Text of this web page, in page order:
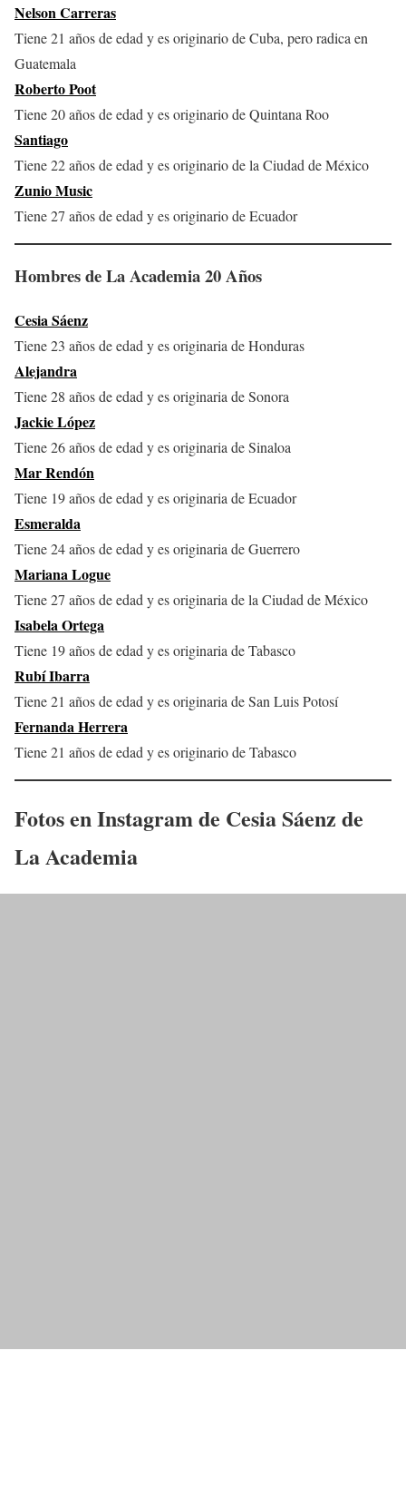
Nelson Carreras
Tiene 21 años de edad y es originario de Cuba, pero radica en
Guatemala
Roberto Poot
Tiene 20 años de edad y es originario de Quintana Roo
Santiago
Tiene 22 años de edad y es originario de la Ciudad de México
Zunio Music
Tiene 27 años de edad y es originario de Ecuador
Hombresde La Academia 20 Años
Cesia Sáenz
Tiene 23 años de edad y es originaria de Honduras
Alejandra
Tiene 28 años de edad y es originaria de Sonora
Jackie López
Tiene 26 años de edad y es originaria de Sinaloa
Mar Rendón
Tiene 19 años de edad y es originaria de Ecuador
Esmeralda
Tiene 24 años de edad y es originaria de Guerrero
Mariana Logue
Tiene 27 años de edad y es originaria de la Ciudad de México
Isabela Ortega
Tiene 19 años de edad y es originaria de Tabasco
Rubí Ibarra
Tiene 21 años de edad y es originaria de San Luis Potosí
Fernanda Herrera
Tiene 21 años de edad y es originario de Tabasco
Fotos en Instagram de Cesia Sáenz de
La Academia